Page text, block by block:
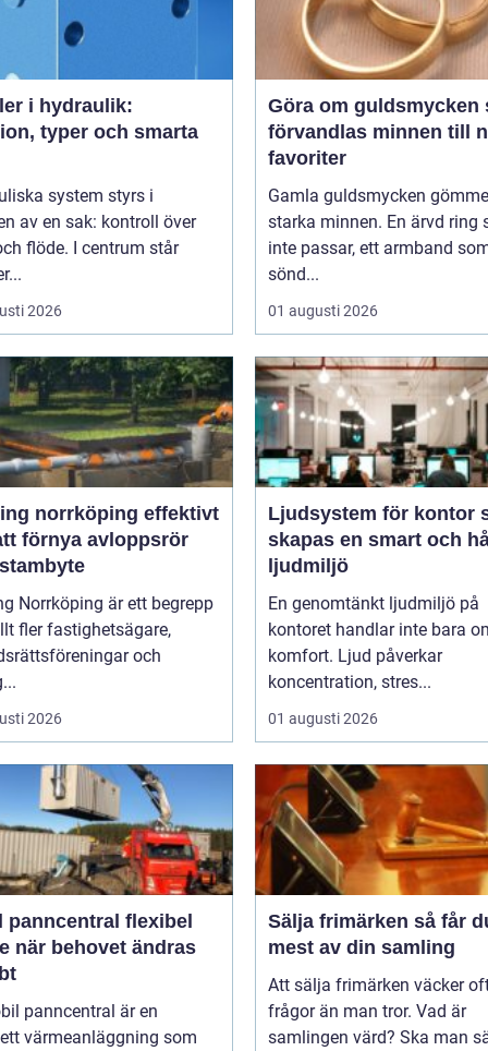
i hydraulik:
typer och smarta
system styrs i
av en sak: kontroll över
flöde. I centrum står
2026
Göra om guldsmycken så
förvandlas minnen till
favoriter
Gamla guldsmycken
starka minnen. En ärvd ring
inte passar, ett armband
sönd...
01 augusti 2026
norrköping effektivt
förnya avloppsrör
Norrköping är ett begrepp
fler fastighetsägare,
och
2026
Ljudsystem för kontor så
skapas en smart och
ljudmiljö
En genomtänkt ljudmiljö på
kontoret handlar inte bara
komfort. Ljud påverkar
koncentration, stres...
01 augusti 2026
flexibel
när behovet ändras
panncentral är en
värmeanläggning som
Sälja frimärken så får du ut
mest av din samling
Att sälja frimärken väcker
frågor än man tror. Vad är
samlingen värd? Ska man